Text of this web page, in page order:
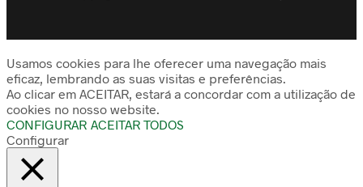
Usamos cookies para lhe oferecer uma navegação mais
eficaz, lembrando as suas visitas e preferências.
Ao clicar em ACEITAR, estará a concordar com a utilização de
cookies no nosso website.
CONFIGURAR ACEITAR TODOS
Configurar